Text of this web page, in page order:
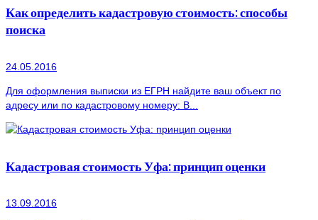
Как определить кадастровую стоимость: способы
поиска
24.05.2016
Для оформления выписки из ЕГРН найдите ваш объект по
адресу или по кадастровому номеру: В...
Кадастровая стоимость Уфа: принцип оценки
13.09.2016